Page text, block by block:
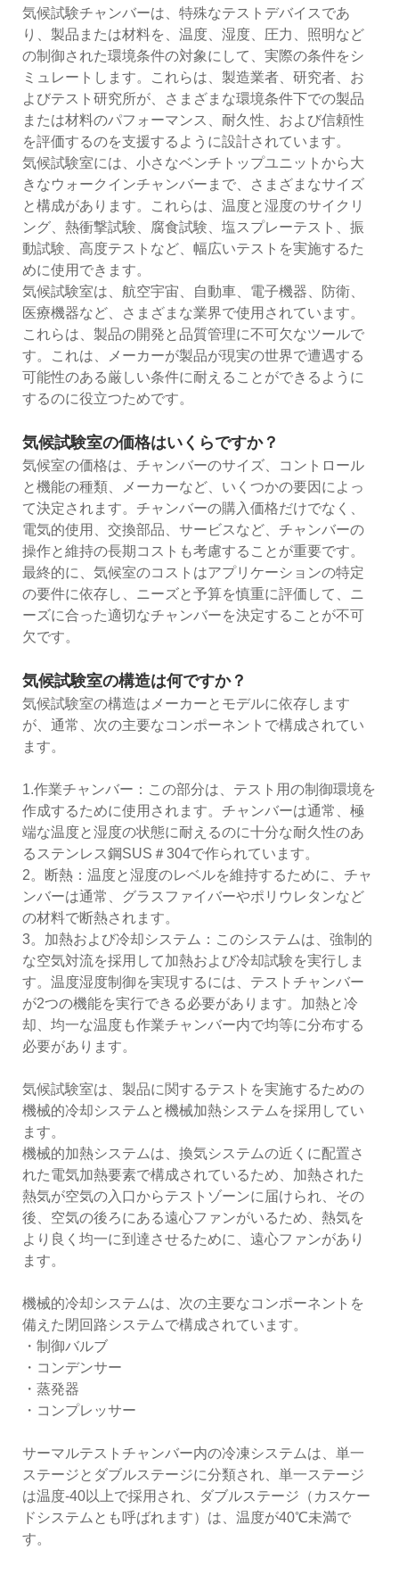
気候試験チャンバーは、特殊なテストデバイスであ
り、製品または材料を、温度、湿度、圧力、照明など
の制御された環境条件の対象にして、実際の条件をシ
ミュレートします。これらは、製造業者、研究者、お
よびテスト研究所が、さまざまな環境条件下での製品
または材料のパフォーマンス、耐久性、および信頼性
を評価するのを支援するように設計されています。
気候試験室には、小さなベンチトップユニットから大
きなウォークインチャンバーまで、さまざまなサイズ
と構成があります。これらは、温度と湿度のサイクリ
ング、熱衝撃試験、腐食試験、塩スプレーテスト、振
動試験、高度テストなど、幅広いテストを実施するた
めに使用できます。
気候試験室は、航空宇宙、自動車、電子機器、防衛、
医療機器など、さまざまな業界で使用されています。
これらは、製品の開発と品質管理に不可欠なツールで
す。これは、メーカーが製品が現実の世界で遭遇する
可能性のある厳しい条件に耐えることができるように
するのに役立つためです。
気候試験室の価格はいくらですか？
気候室の価格は、チャンバーのサイズ、コントロール
と機能の種類、メーカーなど、いくつかの要因によっ
て決定されます。チャンバーの購入価格だけでなく、
電気的使用、交換部品、サービスなど、チャンバーの
操作と維持の長期コストも考慮することが重要です。
最終的に、気候室のコストはアプリケーションの特定
の要件に依存し、ニーズと予算を慎重に評価して、ニ
ーズに合った適切なチャンバーを決定することが不可
欠です。
気候試験室の構造は何ですか？
気候試験室の構造はメーカーとモデルに依存します
が、通常、次の主要なコンポーネントで構成されてい
ます。
1.作業チャンバー：この部分は、テスト用の制御環境を
作成するために使用されます。チャンバーは通常、極
端な温度と湿度の状態に耐えるのに十分な耐久性のあ
るステンレス鋼SUS＃304で作られています。
2。断熱：温度と湿度のレベルを維持するために、チャ
ンバーは通常、グラスファイバーやポリウレタンなど
の材料で断熱されます。
3。加熱および冷却システム：このシステムは、強制的
な空気対流を採用して加熱および冷却試験を実行しま
す。温度湿度制御を実現するには、テストチャンバー
が2つの機能を実行できる必要があります。加熱と冷
却、均一な温度も作業チャンバー内で均等に分布する
必要があります。
気候試験室は、製品に関するテストを実施するための
機械的冷却システムと機械加熱システムを採用してい
ます。
機械的加熱システムは、換気システムの近くに配置さ
れた電気加熱要素で構成されているため、加熱された
熱気が空気の入口からテストゾーンに届けられ、その
後、空気の後ろにある遠心ファンがいるため、熱気を
より良く均一に到達させるために、遠心ファンがあり
ます。
機械的冷却システムは、次の主要なコンポーネントを
備えた閉回路システムで構成されています。
・制御バルブ
・コンデンサー
・蒸発器
・コンプレッサー
サーマルテストチャンバー内の冷凍システムは、単一
ステージとダブルステージに分類され、単一ステージ
は温度-40以上で採用され、ダブルステージ（カスケー
ドシステムとも呼ばれます）は、温度が40℃未満で
す。